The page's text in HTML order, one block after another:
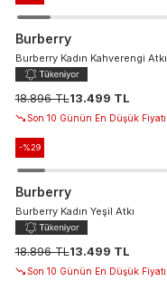
Burberry
Burberry Kadın Kahverengi Atkı
18.896 TL13.499 TL
Son 10 Günün En Düşük Fiyatı
-%29
Burberry
Burberry Kadın Yeşil Atkı
18.896 TL13.499 TL
Son 10 Günün En Düşük Fiyatı